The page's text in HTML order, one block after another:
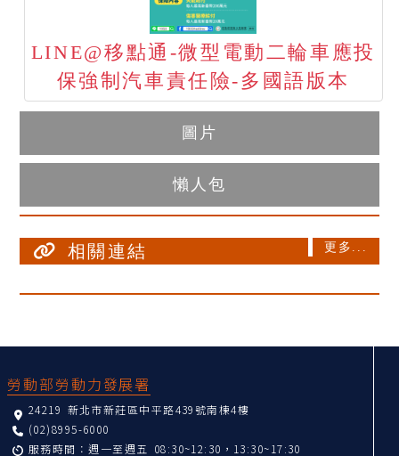
LINE@移點通-微型電動二輪車應投
保強制汽車責任險-多國語版本
圖片
懶人包
相關連結 更多...
勞動部勞動力發展署
24219 新北市新莊區中平路439號南棟4樓
(02)8995-6000
服務時間：週一至週五 08:30~12:30，13:30~17:30